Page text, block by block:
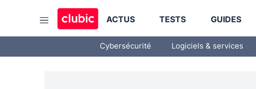
ACTUS TESTS GUIDES
Cybersécurité Logiciels & services